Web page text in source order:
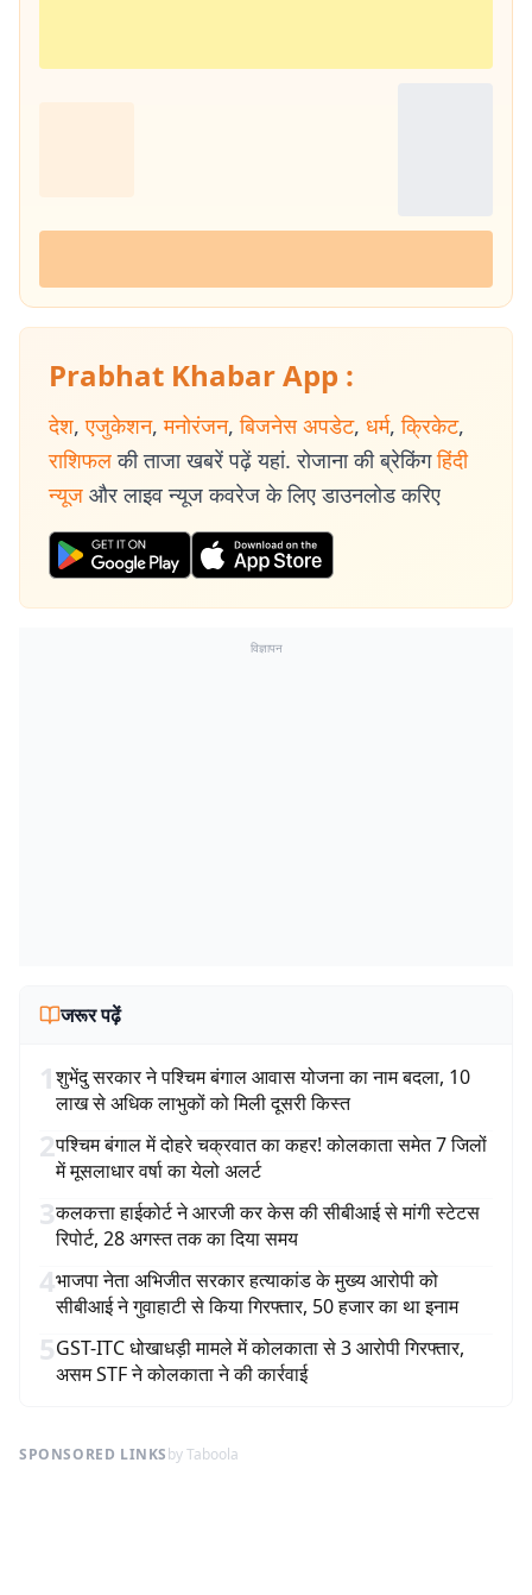
Prabhat Khabar App :
देश, एजुकेशन, मनोरंजन, बिजनेस अपडेट, धर्म, क्रिकेट,
राशिफल की ताजा खबरें पढ़ें यहां. रोजाना की ब्रेकिंग हिंदी
न्यूज और लाइव न्यूज कवरेज के लिए डाउनलोड करिए
विज्ञापन
जरूर पढ़ें
1शुभेंदु सरकार ने पश्चिम बंगाल आवास योजना का नाम बदला, 10
लाख से अधिक लाभुकों को मिली दूसरी किस्त
2पश्चिम बंगाल में दोहरे चक्रवात का कहर! कोलकाता समेत 7 जिलों
में मूसलाधार वर्षा का येलो अलर्ट
3कलकत्ता हाईकोर्ट ने आरजी कर केस की सीबीआई से मांगी स्टेटस
रिपोर्ट, 28 अगस्त तक का दिया समय
4भाजपा नेता अभिजीत सरकार हत्याकांड के मुख्य आरोपी को
सीबीआई ने गुवाहाटी से किया गिरफ्तार, 50 हजार का था इनाम
5GST-ITC धोखाधड़ी मामले में कोलकाता से 3 आरोपी गिरफ्तार,
असम STF ने कोलकाता ने की कार्रवाई
SPONSORED LINKSby Taboola